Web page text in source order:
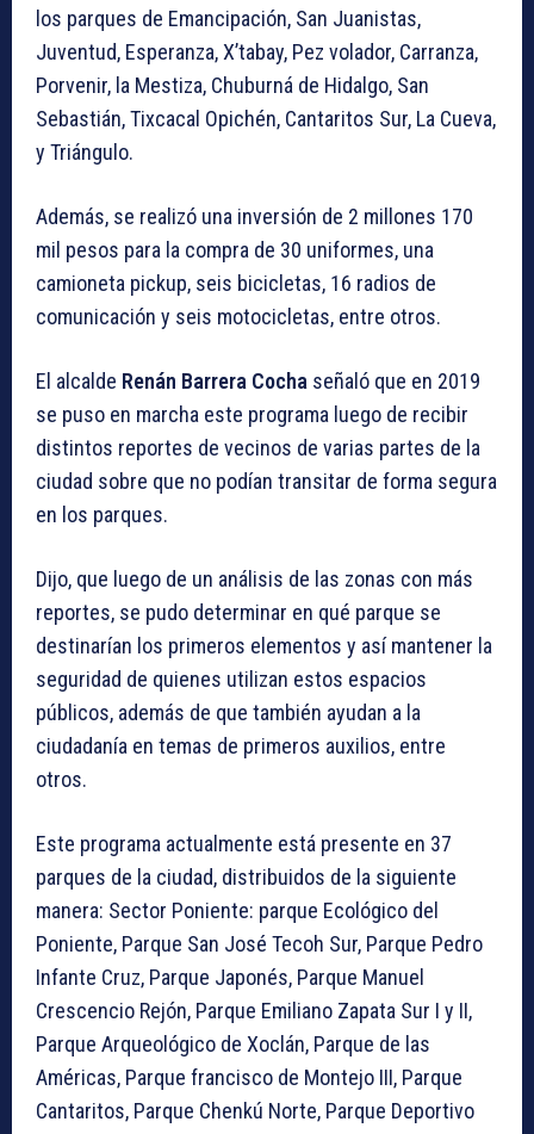
los parques de Emancipación, San Juanistas,
Juventud, Esperanza, X’tabay, Pez volador, Carranza,
Porvenir, la Mestiza, Chuburná de Hidalgo, San
Sebastián, Tixcacal Opichén, Cantaritos Sur, La Cueva,
y Triángulo.
Además, se realizó una inversión de 2 millones 170
mil pesos para la compra de 30 uniformes, una
camioneta pickup, seis bicicletas, 16 radios de
comunicación y seis motocicletas, entre otros.
El alcalde Renán Barrera Cocha señaló que en 2019
se puso en marcha este programa luego de recibir
distintos reportes de vecinos de varias partes de la
ciudad sobre que no podían transitar de forma segura
en los parques.
Dijo, que luego de un análisis de las zonas con más
reportes, se pudo determinar en qué parque se
destinarían los primeros elementos y así mantener la
seguridad de quienes utilizan estos espacios
públicos, además de que también ayudan a la
ciudadanía en temas de primeros auxilios, entre
otros.
Este programa actualmente está presente en 37
parques de la ciudad, distribuidos de la siguiente
manera: Sector Poniente: parque Ecológico del
Poniente, Parque San José Tecoh Sur, Parque Pedro
Infante Cruz, Parque Japonés, Parque Manuel
Crescencio Rejón, Parque Emiliano Zapata Sur I y II,
Parque Arqueológico de Xoclán, Parque de las
Américas, Parque francisco de Montejo III, Parque
Cantaritos, Parque Chenkú Norte, Parque Deportivo